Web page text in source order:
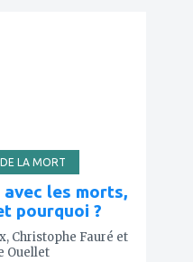
LA MORT
avec les morts,
pourquoi ?
Christophe Fauré et
Ouellet